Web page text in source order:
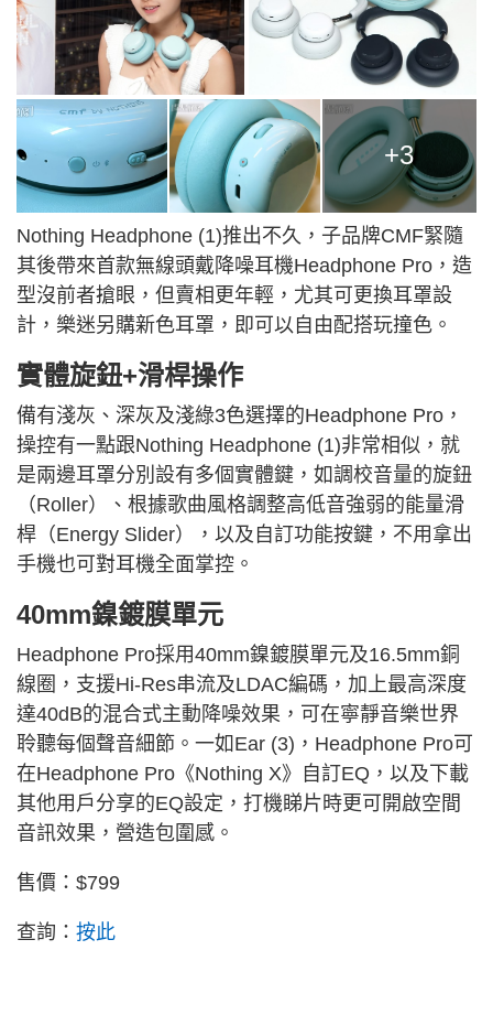
+3
Nothing Headphone (1)推出不久，子品牌CMF緊隨
其後帶來首款無線頭戴降噪耳機Headphone Pro，造
型沒前者搶眼，但賣相更年輕，尤其可更換耳罩設
計，樂迷另購新色耳罩，即可以自由配搭玩撞色。
實體旋鈕+滑桿操作
備有淺灰、深灰及淺綠3色選擇的Headphone Pro，
操控有一點跟Nothing Headphone (1)非常相似，就
是兩邊耳罩分別設有多個實體鍵，如調校音量的旋鈕
（Roller）、根據歌曲風格調整高低音強弱的能量滑
桿（Energy Slider），以及自訂功能按鍵，不用拿出
手機也可對耳機全面掌控。
40mm鎳鍍膜單元
Headphone Pro採用40mm鎳鍍膜單元及16.5mm銅
線圈，支援Hi-Res串流及LDAC編碼，加上最高深度
達40dB的混合式主動降噪效果，可在寧靜音樂世界
聆聽每個聲音細節。一如Ear (3)，Headphone Pro可
在Headphone Pro《Nothing X》自訂EQ，以及下載
其他用戶分享的EQ設定，打機睇片時更可開啟空間
音訊效果，營造包圍感。
售價：$799
查詢： 按此